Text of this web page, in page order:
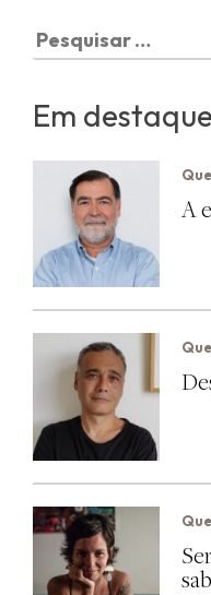
Pesquisar
por:
Em destaque
A